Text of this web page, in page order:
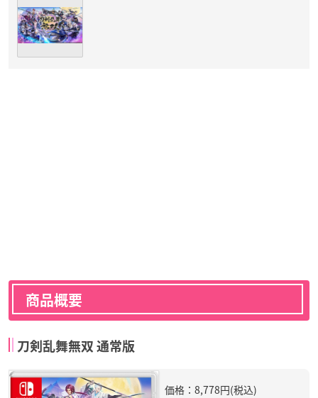
商品概要
刀剣乱舞無双 通常版
価格：8,778円(税込)